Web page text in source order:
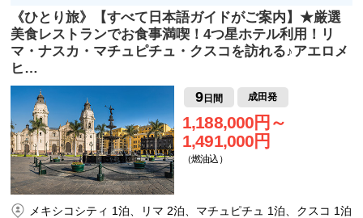
《ひとり旅》【すべて日本語ガイドがご案内】★厳選
美食レストランでお食事満喫！4つ星ホテル利用！リ
マ・ナスカ・マチュピチュ・クスコを訪れる♪アエロメ
ヒ…
9日間 成田発
1,188,000円～
1,491,000円
（燃油込）
メキシコシティ 1泊、リマ 2泊、マチュピチュ 1泊、クスコ 1泊